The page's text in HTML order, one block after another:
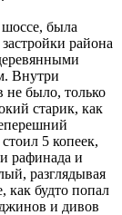
была
района
Внутри
не было, только
старик, как
5 копеек,
рафинада и
разглядывая
как будто попал
и дивов